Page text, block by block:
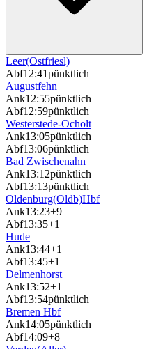
Leer(Ostfriesl)
Abf12:41pünktlich
Augustfehn
Ank12:55pünktlich
Abf12:59pünktlich
Westerstede-Ocholt
Ank13:05pünktlich
Abf13:06pünktlich
Bad Zwischenahn
Ank13:12pünktlich
Abf13:13pünktlich
Oldenburg(Oldb)Hbf
Ank13:23+9
Abf13:35+1
Hude
Ank13:44+1
Abf13:45+1
Delmenhorst
Ank13:52+1
Abf13:54pünktlich
Bremen Hbf
Ank14:05pünktlich
Abf14:09+8